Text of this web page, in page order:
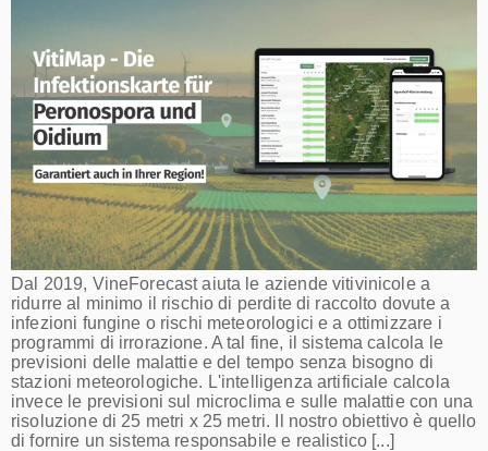
Dal 2019, VineForecast aiuta le aziende vitivinicole a
ridurre al minimo il rischio di perdite di raccolto dovute a
infezioni fungine o rischi meteorologici e a ottimizzare i
programmi di irrorazione. A tal fine, il sistema calcola le
previsioni delle malattie e del tempo senza bisogno di
stazioni meteorologiche. L'intelligenza artificiale calcola
invece le previsioni sul microclima e sulle malattie con una
risoluzione di 25 metri x 25 metri. Il nostro obiettivo è quello
di fornire un sistema responsabile e realistico [...]